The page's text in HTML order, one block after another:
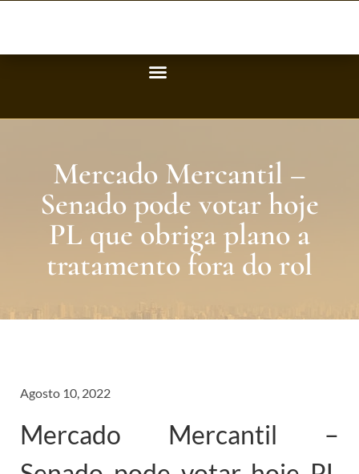
Mercado Mercantil –
Senado pode votar hoje
PL que obriga plano a
tratamento fora do rol
Agosto 10, 2022
Mercado Mercantil –